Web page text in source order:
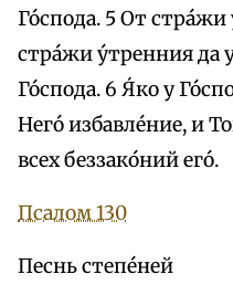
Го́спода. 5 От
стра́жи у́тренния да
Го́спода. 6 Я́ко у
Него́ избавле́ние, и
всех беззако́ний eго́.
Псалом 130
Песнь степе́ней